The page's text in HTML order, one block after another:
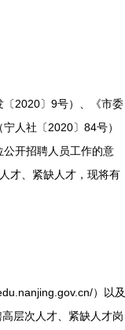
2020〕9号）、《市委
人社〔2020〕84号）
开招聘人员工作的意
才、紧缺人才，现将有
）以及
层次人才、紧缺人才岗